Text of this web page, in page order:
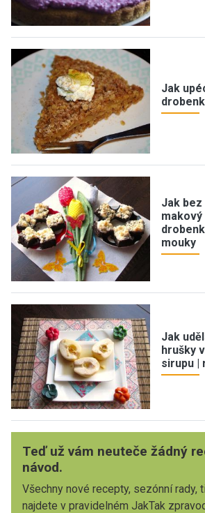
Jak
Jak
mouky
Jak
hrušky
sirupu |
Teď už vám neuteče žádný
návod.
Všechny nové recepty, sezónní rady,
najdete v pravidelném JakTak